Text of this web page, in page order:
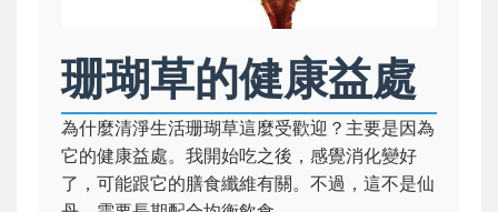
珊瑚草的健康益處
為什麼清淨生活珊瑚草這麼受歡迎？主要是因為
它的健康益處。我開始吃之後，感覺消化變好
了，可能跟它的膳食纖維有關。不過，這不是仙